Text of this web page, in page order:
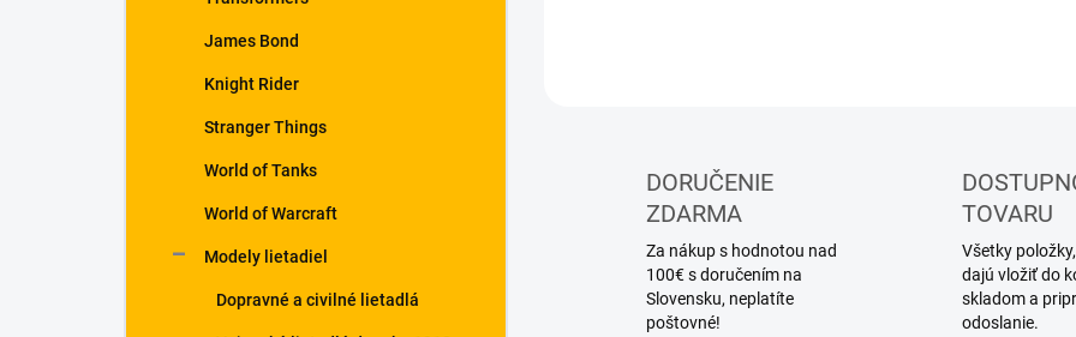
James Bond
Knight Rider
Stranger Things
World of Tanks
World of Warcraft
Modely lietadiel
Dopravné a civilné lietadlá
DORUČENIE
ZDARMA
Za nákup s hodnotou nad
100€ s doručením na
Slovensku, neplatíte
poštovné!
TOVARU
Všetky
dajú vložiť do
skladom a
odoslanie.